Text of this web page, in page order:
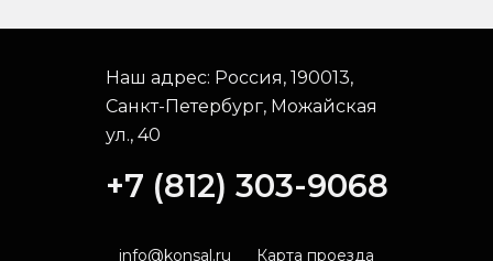
Наш адрес: Россия, 190013,
Санкт-Петербург, Можайская
ул., 40
+7 (812) 303-9068
info@konsal.ru Карта проезда